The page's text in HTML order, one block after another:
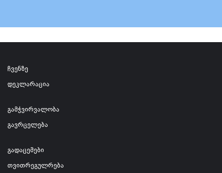
ჩვენზე
დეკლარაცია
გამჭვირვალობა
გავრცელება
გადაცემები
თვითრეგულრება